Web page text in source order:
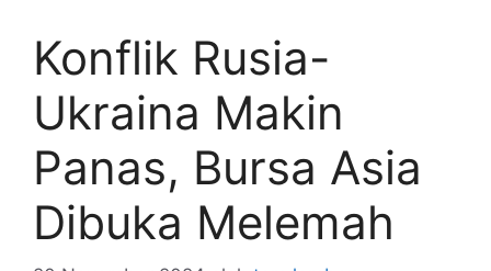
Konflik Rusia-
Ukraina Makin
Panas, Bursa Asia
Dibuka Melemah